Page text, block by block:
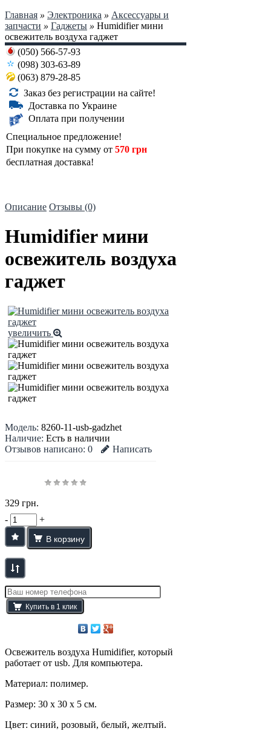
Главная » Электроника » Аксессуары и
запчасти » Гаджеты » Humidifier мини
освежитель воздуха гаджет
(050) 566-57-93
(098) 303-63-89
(063) 879-28-85
Заказ без регистрации на сайте!
Доставка по Украине
Оплата при получении
Специальное предложение!
При покупке на сумму от 570 грн
бесплатная доставка!
Описание Отзывы (0)
Humidifier мини
освежитель воздуха
гаджет
увеличить
Модель: 8260-11-usb-gadzhet
Наличие: Есть в наличии
Отзывов написано: 0 Написать
329 грн.
-
+
Освежитель воздуха Humidifier, который
работает от usb. Для компьютера.
Материал: полимер.
Размер: 30 х 30 х 5 см.
Цвет: синий, розовый, белый, желтый.